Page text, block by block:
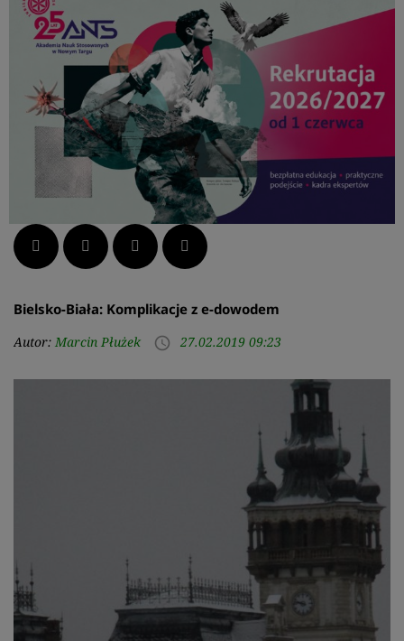
Facebook Twitter LinkedIn Pinterest
Bielsko-Biała: Komplikacje z e-dowodem
Autor: Marcin Płużek access_time 27.02.2019 09:23